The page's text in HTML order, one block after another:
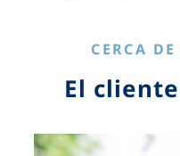
CERCA
El